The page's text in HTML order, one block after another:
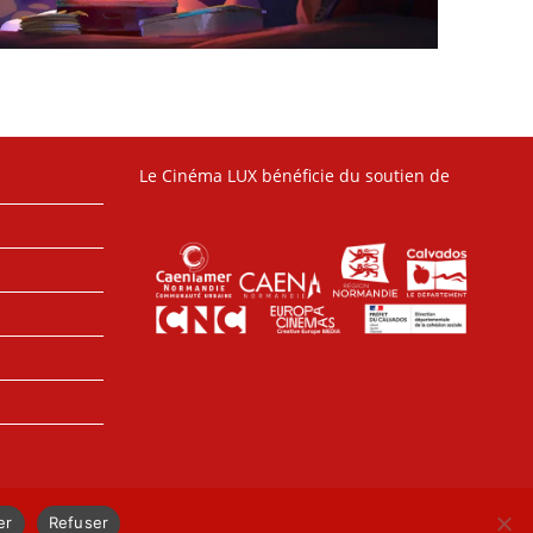
Le Cinéma LUX bénéficie du soutien de
Refuser